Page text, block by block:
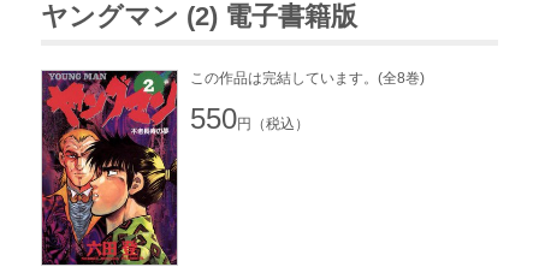
ヤングマン (2) 電子書籍版
この作品は完結しています。(全8巻)
550円（税込）